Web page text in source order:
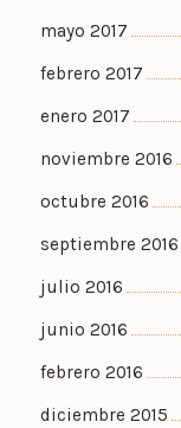
mayo 2017
febrero 2017
enero 2017
noviembre 2016
octubre 2016
septiembre 2016
julio 2016
junio 2016
febrero 2016
diciembre 2015